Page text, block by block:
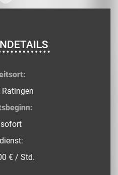
€ / Std.